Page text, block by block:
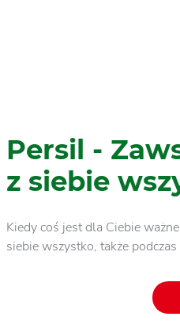
Persil -
z siebie
Kiedy coś jest dla Ciebie
siebie wszystko, także